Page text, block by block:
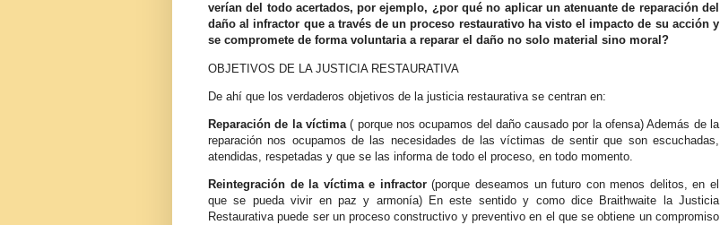
verían del todo acertados, por ejemplo, ¿por qué no aplicar un atenuante de reparación del
daño al infractor que a través de un proceso restaurativo ha visto el impacto de su acción y
se compromete de forma voluntaria a reparar el daño no solo material sino moral?
OBJETIVOS DE LA JUSTICIA RESTAURATIVA
De ahí que los verdaderos objetivos de la justicia restaurativa se centran en:
Reparación de la víctima( porque nos ocupamos del daño causado por la ofensa) Además de la
reparación nos ocupamos de las necesidades de las víctimas de sentir que son escuchadas,
atendidas, respetadas y que se las informa de todo el proceso, en todo momento.
Reintegración de la víctima e infractor(porque deseamos un futuro con menos delitos, en el
que se pueda vivir en paz y armonía) En este sentido y como dice Braithwaite la Justicia
Restaurativa puede ser un proceso constructivo y preventivo en el que se obtiene un compromiso